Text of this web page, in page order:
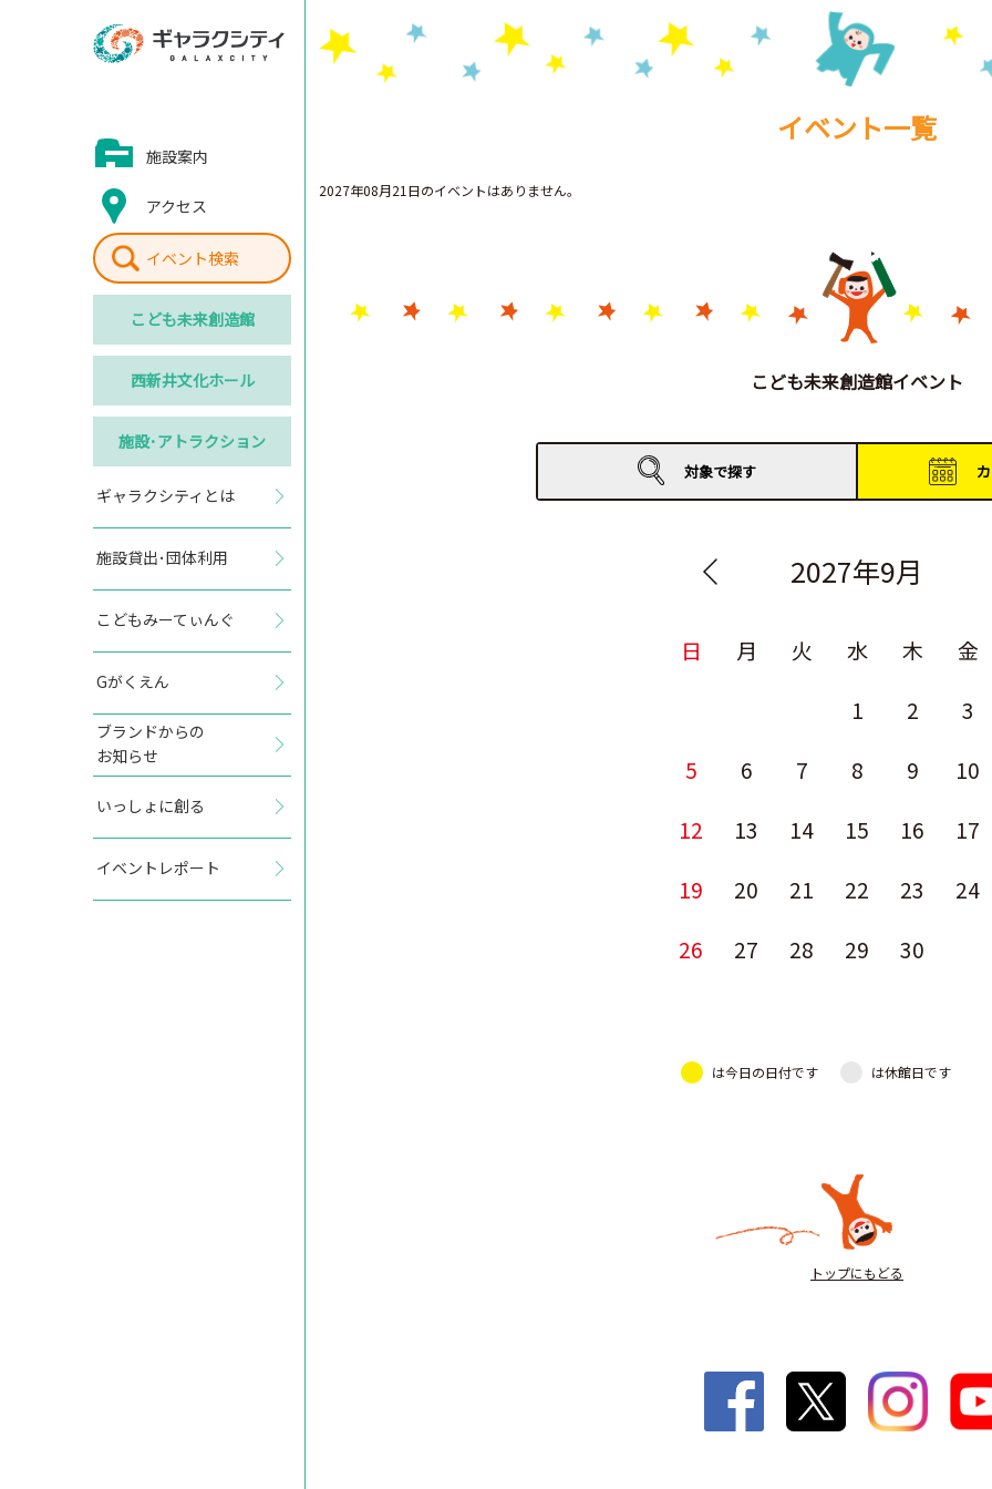
施設案内
アクセス
イベント検索
こども未来創造館
西新井文化ホール
施設･アトラクション
ギャラクシティとは
施設貸出･団体利用
こどもみーてぃんぐ
Gがくえん
ブランドからの
お知らせ
いっしょに創る
イベントレポート
イベント一覧
2027年08月21日のイベントはありません。
こども未来創造館イベント
対象で探す
2027年8月
月 火 水 木
2 3 4 5
9 10 11 12
2027年9月
日 月 火 水 木
金
1
2
3
5
6 7 8 9
10
12
13 14 15 16
17
19
20 21 22 23
24
26
27 28 29 30
は今日の日付です は休館日です
トップにもどる